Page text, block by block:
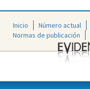
Inicio Número actual
Normas de publicación